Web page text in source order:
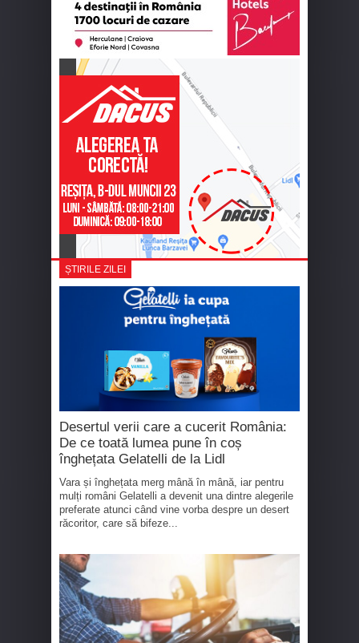
ȘTIRILE ZILEI
Desertul verii care a cucerit România:
De ce toată lumea pune în coș
înghețata Gelatelli de la Lidl
Vara și înghețata merg mână în mână, iar pentru
mulți români Gelatelli a devenit una dintre alegerile
preferate atunci când vine vorba despre un desert
răcoritor, care să bifeze...